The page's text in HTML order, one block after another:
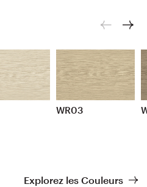
WR03
Explorez les Couleurs